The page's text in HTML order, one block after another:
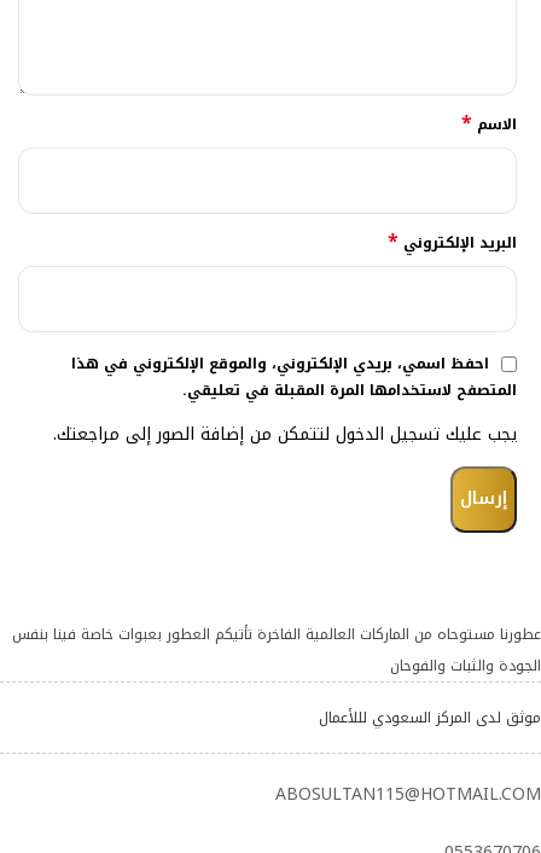
الاسم *
البريد الإلكتروني *
احفظ اسمي، بريدي الإلكتروني، والموقع الإلكتروني في هذا
المتصفح لاستخدامها المرة المقبلة في تعليقي.
يجب عليك تسجيل الدخول لتتمكن من إضافة الصور إلى مراجعتك.
عطورنا مستوحاه من الماركات العالمية الفاخرة تأتيكم العطور بعبوات خاصة فينا بنفس
الجودة والثبات والفوحان
موثق لدى المركز السعودي لللأعمال
ABOSULTAN115@HOTMAIL.COM